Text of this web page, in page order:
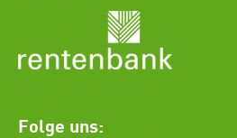
Folge uns: